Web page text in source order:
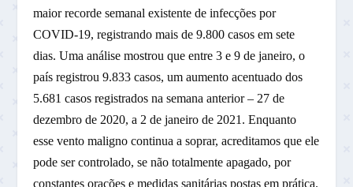
maior recorde semanal existente de infecções por
COVID-19, registrando mais de 9.800 casos em sete
dias. Uma análise mostrou que entre 3 e 9 de janeiro, o
país registrou 9.833 casos, um aumento acentuado dos
5.681 casos registrados na semana anterior – 27 de
dezembro de 2020, a 2 de janeiro de 2021. Enquanto
esse vento maligno continua a soprar, acreditamos que ele
pode ser controlado, se não totalmente apagado, por
constantes orações e medidas sanitárias postas em prática.